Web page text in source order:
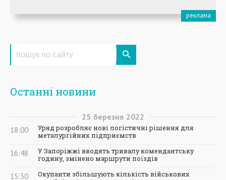
Останні новини
25 березня 2022
18:00
Уряд розробляє нові логістичні рішення для
металургійних підприємств
16:48
У Запоріжжі вводять тривалу комендантську
годину, змінено маршрути поїздів
15:30
Окупанти збільшують кількість військових